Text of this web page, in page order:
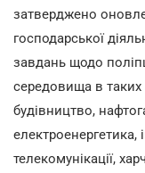
затверджено
господарської
завдань щодо
середовища в таких
будівництво,
електроенергетика,
телекомунікації,